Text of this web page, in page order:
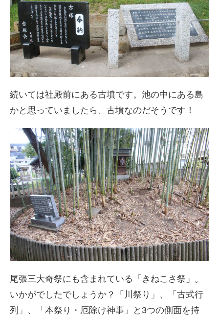
続いては社殿前にある古墳です。池の中にある島
かと思っていましたら、古墳なのだそうです！
尾張三大奇祭にも含まれている「きねこさ祭」。
いかがでしたでしょうか？「川祭り」、「古式行
列」、「本祭り・厄除け神事」と3つの側面を持